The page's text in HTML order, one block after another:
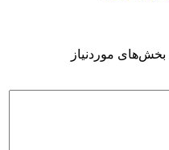
بخش‌های موردنیاز